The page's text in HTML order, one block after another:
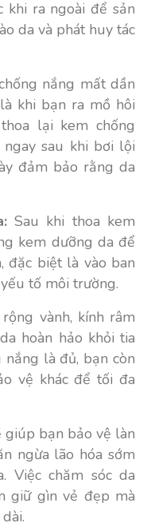
ra ngoài để sản
da và phát huy tác
nắng mất dần
khi bạn ra mồ hôi
lại kem chống
sau khi bơi lội
đảm bảo rằng da
Sau khi thoa kem
kem dưỡng da để
đặc biệt là vào ban
tố môi trường.
vành, kính râm
hoàn hảo khỏi tia
nắng là đủ, bạn còn
vệ khác để tối đa
giúp bạn bảo vệ làn
ngừa lão hóa sớm
Việc chăm sóc da
giữ gìn vẻ đẹp mà